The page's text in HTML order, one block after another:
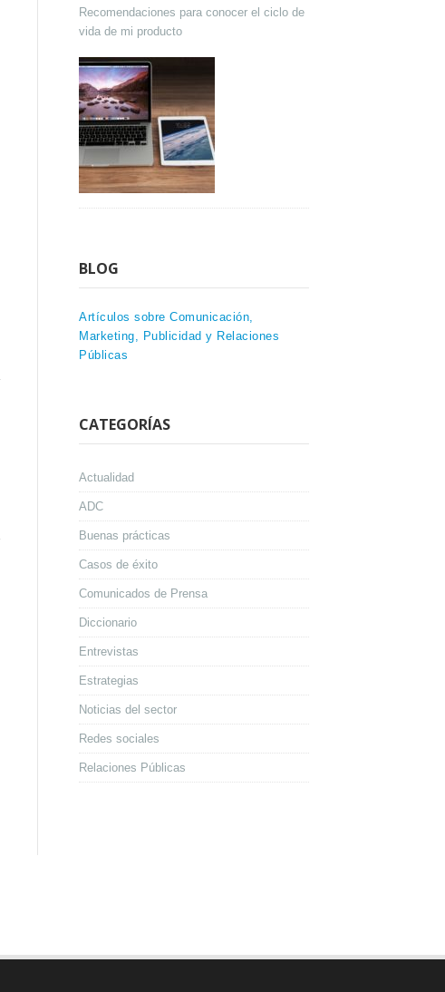
Recomendaciones para conocer el ciclo de
vida de mi producto
BLOG
Artículos sobre Comunicación,
Marketing, Publicidad y Relaciones
Públicas
CATEGORÍAS
Actualidad
ADC
Buenas prácticas
Casos de éxito
Comunicados de Prensa
Diccionario
Entrevistas
Estrategias
Noticias del sector
Redes sociales
Relaciones Públicas